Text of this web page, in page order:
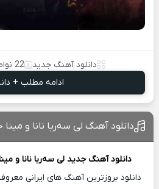
دانلود آهنگ جدید 22 نوامبر 2024
ادامه مطلب +
دانلود آهنگ لی سه‌ربا نانا و مینا
دانلود آهنگ جدید لی سه‌ربا نانا و
دانلود بروزترین آهنگ های ایرانی